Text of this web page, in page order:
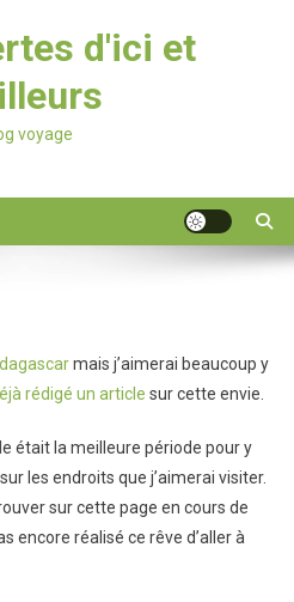
d'ici et
voyage
mais j’aimerai beaucoup y
rédigé un article sur cette envie.
était la meilleure période pour y
les endroits que j’aimerai visiter.
sur cette page en cours de
encore réalisé ce rêve d’aller à